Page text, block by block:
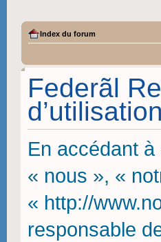
Index du forum
Federãl
d’utilisation
En accédant
« nous », «
« http://
responsable